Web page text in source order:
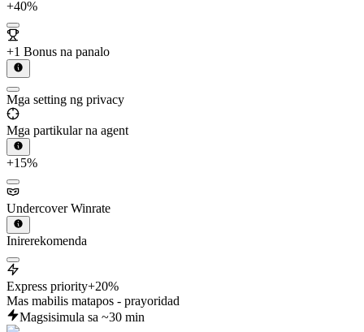
+40%
+1 Bonus na panalo
Mga setting ng privacy
Mga partikular na agent
+15%
Undercover Winrate
Inirerekomenda
Express priority+20%
Mas mabilis matapos - prayoridad
Magsisimula sa ~30 min